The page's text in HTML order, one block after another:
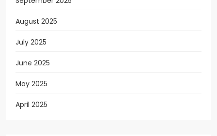
August 2025
July 2025
June 2025
May 2025
April 2025